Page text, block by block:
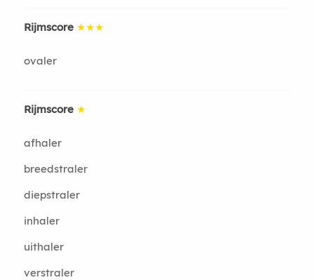
Rijmscore ★★★
ovaler
Rijmscore ★
afhaler
breedstraler
diepstraler
inhaler
uithaler
verstraler